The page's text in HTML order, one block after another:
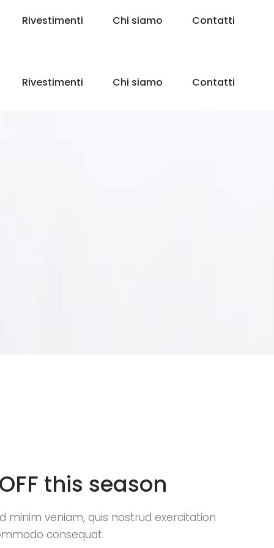
Rivestimenti Chi siamo Contatti
Rivestimenti Chi siamo Contatti
this season
minim veniam, quis nostrud exercitation
consequat.